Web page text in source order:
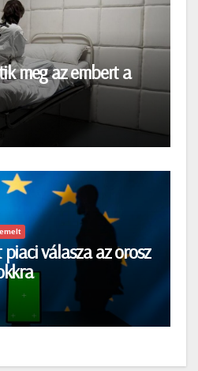
meg az embert a
válasza az orosz